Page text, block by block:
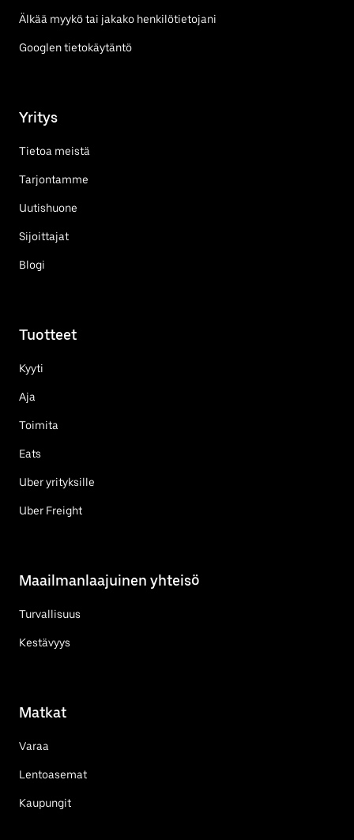
Älkää myykö tai jakako henkilötietojani
Googlen tietokäytäntö
Yritys
Tietoa meistä
Tarjontamme
Uutishuone
Sijoittajat
Blogi
Tuotteet
Kyyti
Aja
Toimita
Eats
Uber yrityksille
Uber Freight
Maailmanlaajuinen yhteisö
Turvallisuus
Kestävyys
Matkat
Varaa
Lentoasemat
Kaupungit